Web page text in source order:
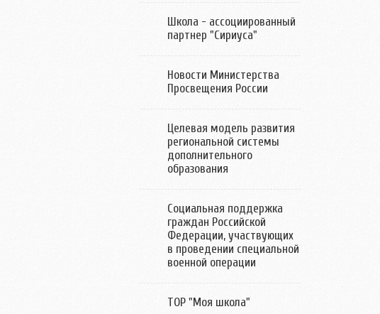
Школа - ассоциированный
партнер "Сириуса"
Новости Министерства
Просвещения России
Целевая модель развития
региональной системы
дополнительного
образования
Социальная поддержка
граждан Российской
Федерации, участвующих
в проведении специальной
военной операции
ТОР "Моя школа"